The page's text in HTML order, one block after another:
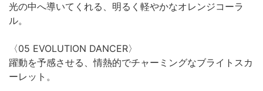
光の中へ導いてくれる、明るく軽やかなオレンジコーラ
ル。
〈05 EVOLUTION DANCER〉
躍動を予感させる、情熱的でチャーミングなブライトスカ
ーレット。